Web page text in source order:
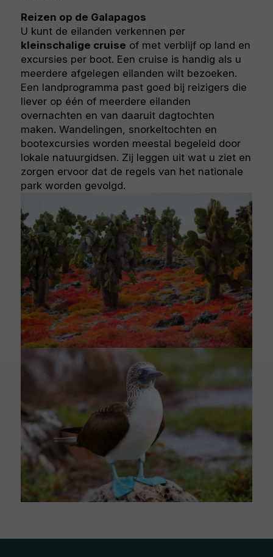
Reizen op de Galapagos
U kunt de eilanden verkennen per
kleinschalige cruise of met verblijf op land en
excursies per boot. Een cruise is handig als u
meerdere afgelegen eilanden wilt bezoeken.
Een landprogramma past goed bij reizigers die
liever op één of meerdere eilanden
overnachten en van daaruit dagtochten
maken. Wandelingen, snorkeltochten en
bootexcursies worden meestal begeleid door
lokale natuurgidsen. Zij leggen uit wat u ziet en
zorgen ervoor dat de regels van het nationale
park worden gevolgd.